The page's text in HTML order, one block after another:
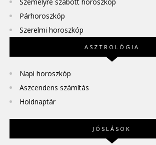
Személyre szabott horoszkóp
Párhoroszkóp
Szerelmi horoszkóp
ASZTROLÓGIA
Napi horoszkóp
Aszcendens számítás
Holdnaptár
JÓSLÁSOK